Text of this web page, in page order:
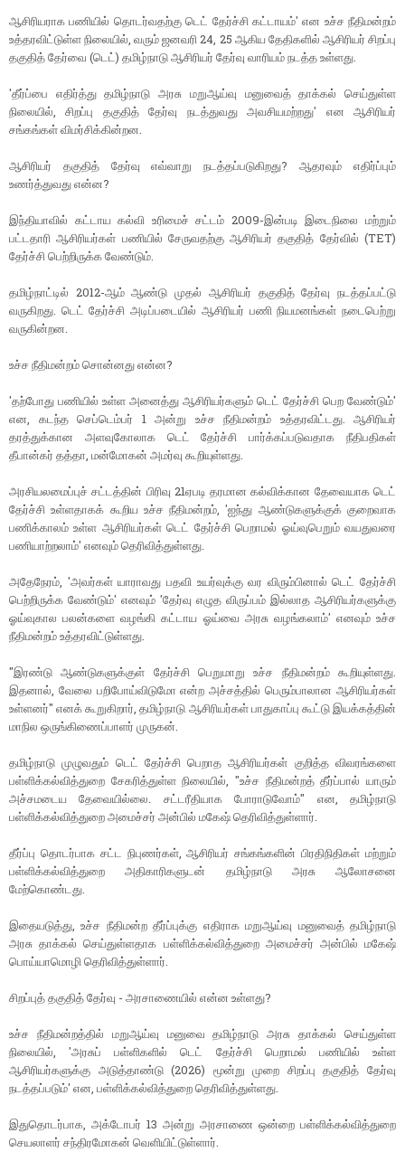
ஆசிரியராக பணியில் தொடர்வதற்கு டெட் தேர்ச்சி கட்டாயம்' என உச்ச நீதிமன்றம்
உத்தரவிட்டுள்ள நிலையில், வரும் ஜனவரி 24, 25 ஆகிய தேதிகளில் ஆசிரியர் சிறப்பு
தகுதித் தேர்வை (டெட்) தமிழ்நாடு ஆசிரியர் தேர்வு வாரியம் நடத்த உள்ளது.
'தீர்ப்பை எதிர்த்து தமிழ்நாடு அரசு மறுஆய்வு மனுவைத் தாக்கல் செய்துள்ள
நிலையில், சிறப்பு தகுதித் தேர்வு நடத்துவது அவசியமற்றது' என ஆசிரியர்
சங்கங்கள் விமர்சிக்கின்றன.
ஆசிரியர் தகுதித் தேர்வு எவ்வாறு நடத்தப்படுகிறது? ஆதரவும் எதிர்ப்பும்
உணர்த்துவது என்ன?
இந்தியாவில் கட்டாய கல்வி உரிமைச் சட்டம் 2009-இன்படி இடைநிலை மற்றும்
பட்டதாரி ஆசிரியர்கள் பணியில் சேருவதற்கு ஆசிரியர் தகுதித் தேர்வில் (TET)
தேர்ச்சி பெற்றிருக்க வேண்டும்.
தமிழ்நாட்டில் 2012-ஆம் ஆண்டு முதல் ஆசிரியர் தகுதித் தேர்வு நடத்தப்பட்டு
வருகிறது. டெட் தேர்ச்சி அடிப்படையில் ஆசிரியர் பணி நியமனங்கள் நடைபெற்று
வருகின்றன.
உச்ச நீதிமன்றம் சொன்னது என்ன?
'தற்போது பணியில் உள்ள அனைத்து ஆசிரியர்களும் டெட் தேர்ச்சி பெற வேண்டும்'
என, கடந்த செப்டெம்பர் 1 அன்று உச்ச நீதிமன்றம் உத்தரவிட்டது. ஆசிரியர்
தரத்துக்கான அளவுகோலாக டெட் தேர்ச்சி பார்க்கப்படுவதாக நீதிபதிகள்
தீபான்கர் தத்தா, மன்மோகன் அமர்வு கூறியுள்ளது.
அரசியலமைப்புச் சட்டத்தின் பிரிவு 21ஏபடி தரமான கல்விக்கான தேவையாக டெட்
தேர்ச்சி உள்ளதாகக் கூறிய உச்ச நீதிமன்றம், 'ஐந்து ஆண்டுகளுக்குக் குறைவாக
பணிக்காலம் உள்ள ஆசிரியர்கள் டெட் தேர்ச்சி பெறாமல் ஓய்வுபெறும் வயதுவரை
பணியாற்றலாம்' எனவும் தெரிவித்துள்ளது.
அதேநேரம், 'அவர்கள் யாராவது பதவி உயர்வுக்கு வர விரும்பினால் டெட் தேர்ச்சி
பெற்றிருக்க வேண்டும்' எனவும் 'தேர்வு எழுத விருப்பம் இல்லாத ஆசிரியர்களுக்கு
ஓய்வுகால பலன்களை வழங்கி கட்டாய ஓய்வை அரசு வழங்கலாம்' எனவும் உச்ச
நீதிமன்றம் உத்தரவிட்டுள்ளது.
"இரண்டு ஆண்டுகளுக்குள் தேர்ச்சி பெறுமாறு உச்ச நீதிமன்றம் கூறியுள்ளது.
இதனால், வேலை பறிபோய்விடுமோ என்ற அச்சத்தில் பெரும்பாலான ஆசிரியர்கள்
உள்ளனர்" எனக் கூறுகிறார், தமிழ்நாடு ஆசிரியர்கள் பாதுகாப்பு கூட்டு இயக்கத்தின்
மாநில ஒருங்கிணைப்பாளர் முருகன்.
தமிழ்நாடு முழுவதும் டெட் தேர்ச்சி பெறாத ஆசிரியர்கள் குறித்த விவரங்களை
பள்ளிக்கல்வித்துறை சேகரித்துள்ள நிலையில், "உச்ச நீதிமன்றத் தீர்ப்பால் யாரும்
அச்சமடைய தேவையில்லை. சட்டரீதியாக போராடுவோம்" என, தமிழ்நாடு
பள்ளிக்கல்வித்துறை அமைச்சர் அன்பில் மகேஷ் தெரிவித்துள்ளார்.
தீர்ப்பு தொடர்பாக சட்ட நிபுணர்கள், ஆசிரியர் சங்கங்களின் பிரதிநிதிகள் மற்றும்
பள்ளிக்கல்வித்துறை அதிகாரிகளுடன் தமிழ்நாடு அரசு ஆலோசனை
மேற்கொண்டது.
இதையடுத்து, உச்ச நீதிமன்ற தீர்ப்புக்கு எதிராக மறுஆய்வு மனுவைத் தமிழ்நாடு
அரசு தாக்கல் செய்துள்ளதாக பள்ளிக்கல்வித்துறை அமைச்சர் அன்பில் மகேஷ்
பொய்யாமொழி தெரிவித்துள்ளார்.
சிறப்புத் தகுதித் தேர்வு - அரசாணையில் என்ன உள்ளது?
உச்ச நீதிமன்றத்தில் மறுஆய்வு மனுவை தமிழ்நாடு அரசு தாக்கல் செய்துள்ள
நிலையில், 'அரசுப் பள்ளிகளில் டெட் தேர்ச்சி பெறாமல் பணியில் உள்ள
ஆசிரியர்களுக்கு அடுத்தாண்டு (2026) மூன்று முறை சிறப்பு தகுதித் தேர்வு
நடத்தப்படும்' என, பள்ளிக்கல்வித்துறை தெரிவித்துள்ளது.
இதுதொடர்பாக, அக்டோபர் 13 அன்று அரசாணை ஒன்றை பள்ளிக்கல்வித்துறை
செயலாளர் சந்திரமோகன் வெளியிட்டுள்ளார்.